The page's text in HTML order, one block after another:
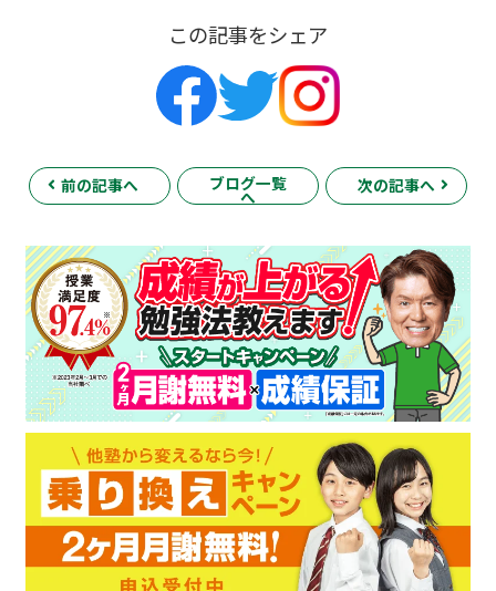
この記事をシェア
前の記事へ ブログ一覧
へ
次の記事へ